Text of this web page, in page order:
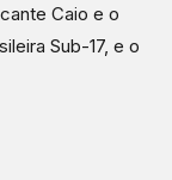
Caio e o
Sub-17, e o